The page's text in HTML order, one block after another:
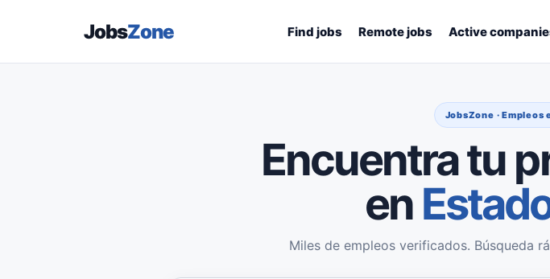
JobsZone Find jobs Remote jobs Active
JobsZone · Empleos
Encuentra tu
en
Miles de empleos verificados. Búsqueda